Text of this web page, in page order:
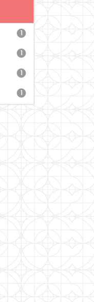
1
1
1
1